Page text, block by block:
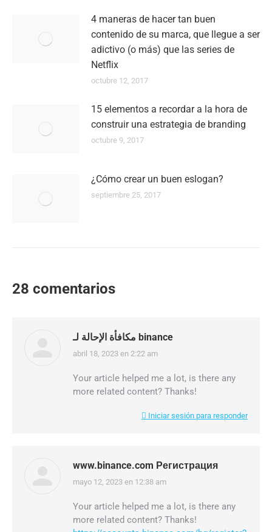
4 maneras de hacer tan buen
contenido de su marca, que llegue a ser
adictivo (o más) que las series de
Netflix
octubre 12, 2017
15 elementos a recordar a la hora de
construir una estrategia de branding
octubre 9, 2017
¿Cómo crear un buen eslogan?
septiembre 25, 2017
28 comentarios
مكافأة الإحالة لـ binance
dice:
abril 18, 2023 en 2:22 am
Your article helped me a lot, is there any
more related content? Thanks!
Iniciar sesión para responder
www.binance.com Регистрация
dice:
mayo 12, 2023 en 12:38 am
Your article helped me a lot, is there any
more related content? Thanks!